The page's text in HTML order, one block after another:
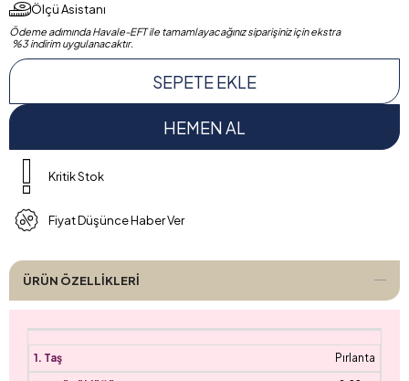
Ölçü Asistanı
Ödeme adımında Havale-EFT ile tamamlayacağınız siparişiniz için ekstra
%3 indirim uygulanacaktır.
Kritik Stok
Fiyat Düşünce Haber Ver
ÜRÜN ÖZELLIKLERI
Pırlanta